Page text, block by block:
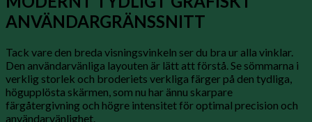
ANVÄNDARGRÄNSSNITT
Tack vare den breda visningsvinkeln ser du bra ur alla vinklar.
Den användarvänliga layouten är lätt att förstå. Se sömmarna i
verklig storlek och broderiets verkliga färger på den tydliga,
högupplösta skärmen, som nu har ännu skarpare
färgåtergivning och högre intensitet för optimal precision och
användarvänlighet.